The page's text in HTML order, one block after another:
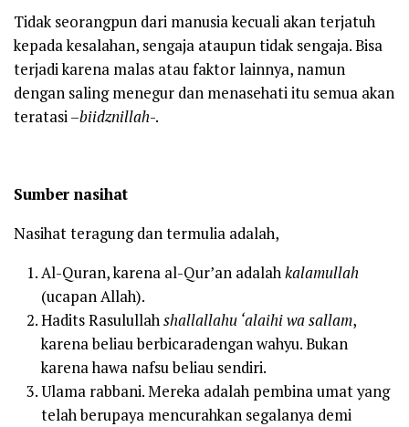
Tidak seorangpun dari manusia kecuali akan terjatuh
kepada kesalahan, sengaja ataupun tidak sengaja. Bisa
terjadi karena malas atau faktor lainnya, namun
dengan saling menegur dan menasehati itu semua akan
teratasi –biidznillah-.
Sumber nasihat
Nasihat teragung dan termulia adalah,
Al-Quran, karena al-Qur’an adalahkalamullah
(ucapan Allah).
Hadits Rasulullahshallallahu ‘alaihi wa sallam,
karena beliau berbicaradengan wahyu. Bukan
karena hawa nafsu beliau sendiri.
Ulama rabbani. Mereka adalah pembina umat yang
telah berupaya mencurahkan segalanya demi